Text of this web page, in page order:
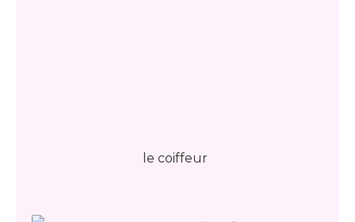
le coiffeur